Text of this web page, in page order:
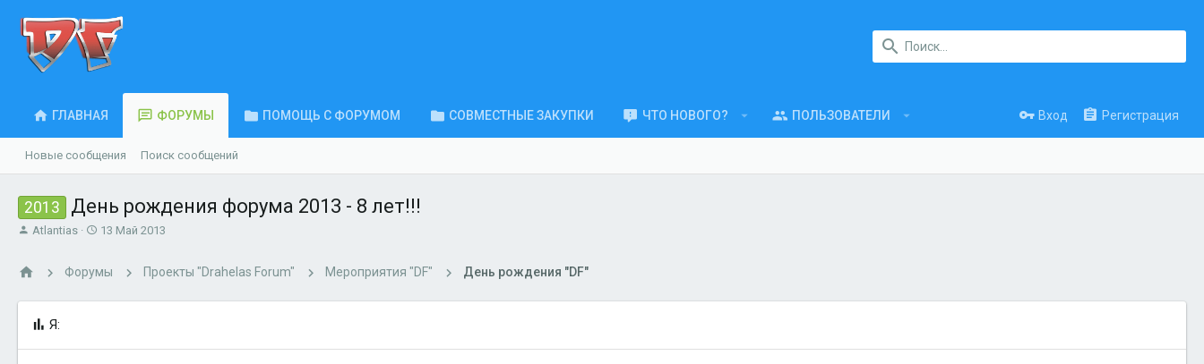
ГЛАВНАЯ ФОРУМЫ ПОМОЩЬ С ФОРУМОМ СОВМЕСТНЫЕ ЗАКУПКИ ЧТО НОВОГО? ПОЛЬЗОВАТЕЛИ Вход Регистрация
Новые сообщения Поиск сообщений
2013 День рождения форума 2013 - 8 лет!!!
А
е
Atlantias
Д
а
13 Май 2013
Форумы Проекты "Drahelas Forum" Мероприятия "DF" День рождения "DF"
Я: